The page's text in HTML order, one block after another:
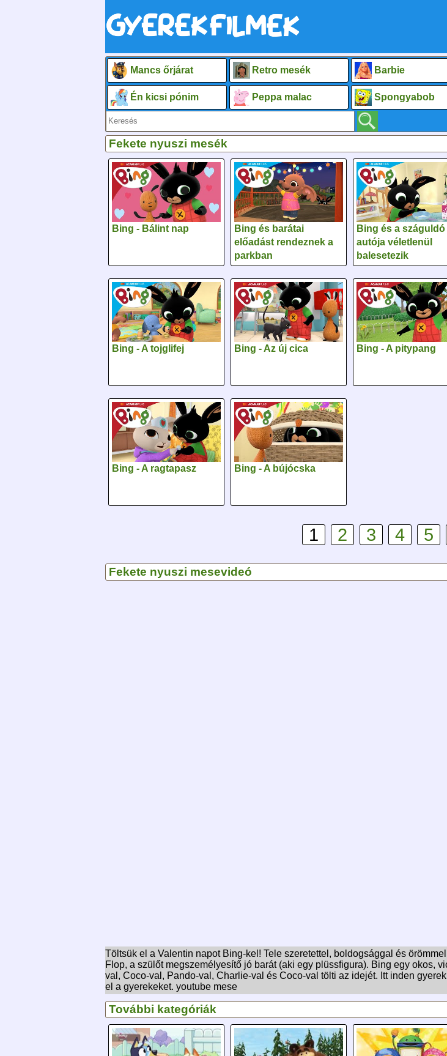
Mancs őrjárat Retro mesék Barbie
Én kicsi pónim Peppa malac Spongyabob
Fekete nyuszi mesék
Bing - Bálint nap
Bing és barátai
előadást rendeznek a
parkban
Bing és a száguldó
autója véletlenül
balesetezik
Bing - A tojglifej Bing - Az új cica Bing - A pitypang
Bing - A ragtapasz Bing - A bújócska
1 2 3 4 5
Fekete nyuszi mesevideó
Töltsük el a Valentin napot Bing-kel! Tele szeretettel, boldogsággal és
Flop, a szülőt megszemélyesítő jó barát (aki egy plüssfigura). Bing egy okos,
val, Coco-val, Pando-val, Charlie-val és Coco-val tölti az idejét. Itt inden
el a gyerekeket. youtube mese
További kategóriák